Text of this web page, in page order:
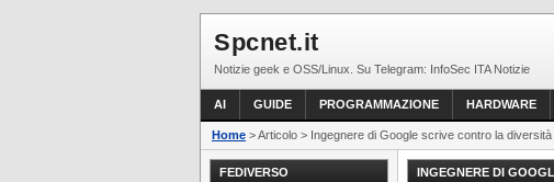
Spcnet.it
Notizie geek e OSS/Linux. Su Telegram: InfoSec ITA Notizie
AI GUIDE PROGRAMMAZIONE HARDWARE
Home > Articolo > Ingegnere di Google scrive contro la
FEDIVERSO INGEGNERE DI